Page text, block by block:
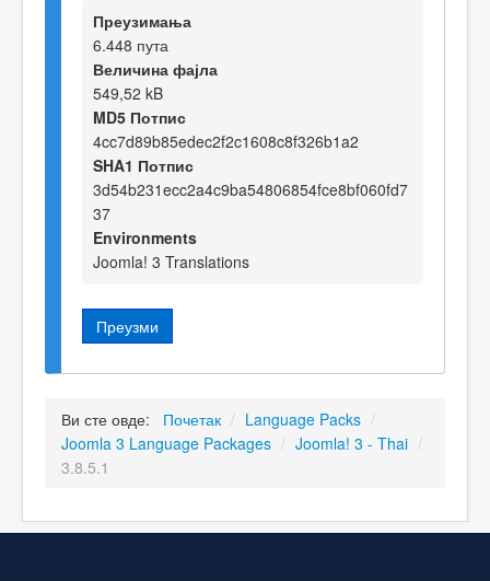
Преузимања
6.448 пута
Величина фајла
549,52 kB
MD5 Потпис
4cc7d89b85edec2f2c1608c8f326b1a2
SHA1 Потпис
3d54b231ecc2a4c9ba54806854fce8bf060fd7
37
Environments
Joomla! 3 Translations
Преузми
Ви сте овде: Почетак / Language Packs /
Joomla 3 Language Packages / Joomla! 3 - Thai /
3.8.5.1